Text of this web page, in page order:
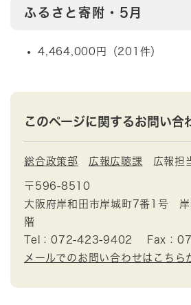
ふるさと寄附・5月
4,464,000円（201件）
このページに関するお問い合
総合政策部 広報広聴課 広報担
〒596-8510
大阪府岸和田市岸城町7番1号 岸
階
Tel：072-423-9402
Fax：
メールでのお問い合わせはこちら